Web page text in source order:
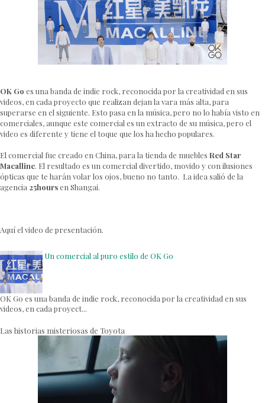
OK Go es una banda de indie rock, reconocida por la creatividad en sus
videos, en cada proyecto que realizan dejan la vara más alta, para
superarse en el siguiente. Esto pasa en la música, pero no lo había visto en
comerciales, aunque este comercial es un extracto de su música, pero el
video es diferente y tiene el toque que los ha hecho populares.
El comercial fue creado en China, para la tienda de muebles Red Star
Macalline. El resultado es un comercial divertido, movido y con ilusiones
ópticas que te harán volar los ojos, bueno no tanto. La idea salió de la
agencia 25hoursen Shangai.
Aquí el video de presentación.
Un comercial al puro estilo de OK Go
OK Go es una banda de indie rock, reconocida por la creatividad en sus
videos, en cada proyect...
Las historias misteriosas de Toyota